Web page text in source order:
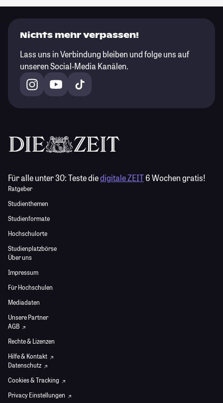
Nichts mehr verpassen!
Lass uns in Verbindung bleiben und folge uns auf
unseren Social-Media Kanälen.
Für alle unter 30:Teste diedigitale ZEIT6 Wochen gratis!
Ratgeber
Studienthemen
Studienformate
Hochschulorte
Studienplatzbörse
Über uns
Impressum
Für Hochschulen
Mediadaten
Unsere Partner
AGB
Rechte & Lizenzen
Hilfe & Kontakt
Datenschutz
Cookies & Tracking
Privacy Einstellungen